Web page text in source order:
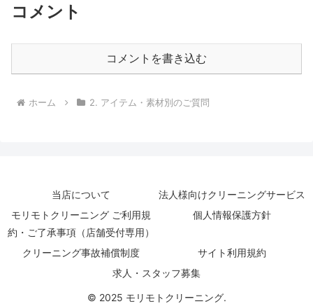
コメント
コメントを書き込む
ホーム 2. アイテム・素材別のご質問
当店について
法人様向けクリーニングサービス
モリモトクリーニング ご利用規
約・ご了承事項（店舗受付専用）
個人情報保護方針
クリーニング事故補償制度
サイト利用規約
求人・スタッフ募集
© 2025 モリモトクリーニング.